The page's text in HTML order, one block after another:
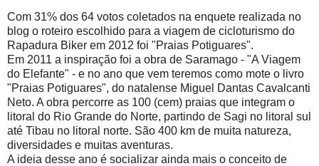
Com 31% dos 64 votos coletados na enquete realizada no
blog o roteiro escolhido para a viagem de cicloturismo do
Rapadura Biker em 2012 foi "Praias Potiguares".
Em 2011 a inspiração foi a obra de Saramago - "A Viagem
do Elefante" - e no ano que vem teremos como mote o livro
"Praias Potiguares", do natalense Miguel Dantas Cavalcanti
Neto. A obra percorre as 100 (cem) praias que integram o
litoral do Rio Grande do Norte, partindo de Sagi no litoral sul
até Tibau no litoral norte. São 400 km de muita natureza,
diversidades e muitas aventuras.
A ideia desse ano é socializar ainda mais o conceito de